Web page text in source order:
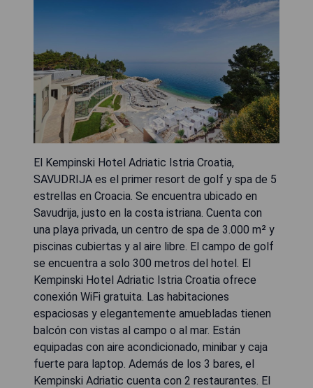
El Kempinski Hotel Adriatic Istria Croatia,
SAVUDRIJA es el primer resort de golf y spa de 5
estrellas en Croacia. Se encuentra ubicado en
Savudrija, justo en la costa istriana. Cuenta con
una playa privada, un centro de spa de 3.000 m² y
piscinas cubiertas y al aire libre. El campo de golf
se encuentra a solo 300 metros del hotel. El
Kempinski Hotel Adriatic Istria Croatia ofrece
conexión WiFi gratuita. Las habitaciones
espaciosas y elegantemente amuebladas tienen
balcón con vistas al campo o al mar. Están
equipadas con aire acondicionado, minibar y caja
fuerte para laptop. Además de los 3 bares, el
Kempinski Adriatic cuenta con 2 restaurantes. El